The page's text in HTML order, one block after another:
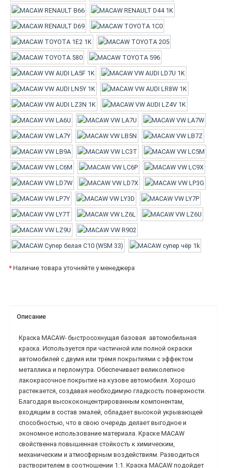
* Наличие товара уточняйте у менеджера
Описание
Краска MACAW-быстросохнущая базовая автомобильная
краска. Используется при частичной или полной окраски
автомобилей с двумя или тремя покрытиями с эффектом
металлика и перломутра. Обеспечивает великолепное
лакокрасочное покрытие на кузове автомобиля. Хорошо
растекается, создавая необходимую гладкость поверхности.
Благодаря высококонцентрированным компонентам,
входящим в состав эмалей, обладает высокой укрывающей
способностью, что в свою очередь делает выгодное и
экономное использование материала. Краске MACAW
свойственна повышенная стойкость к химическим,
механическим и атмосферным воздействиям. Разводиться
растворителем в соотношении 1:1. Краска MACAW подойдет